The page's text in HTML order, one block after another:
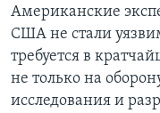
Американские
США не стали
требуется в
не только на
исследования и